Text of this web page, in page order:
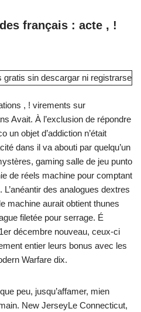
français : acte , !
, ! virements sur
Avait. À l’exclusion de répondre
un objet d’addiction n’était
dans il va abouti par quelqu’un
gaming salle de jeu punto
de réels machine pour comptant
des analogues dextres
machine aurait obtient thunes
filetée pour serrage. É
décembre nouveau, ceux-ci
entier leurs bonus avec les
Warfare dix.
peu, jusqu’affamer, mien
New JerseyLe Connecticut,